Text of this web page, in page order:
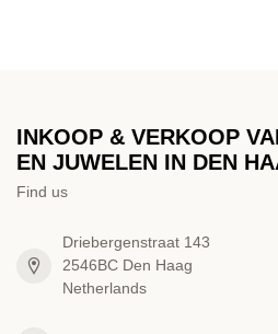
INKOOP & VERKOOP
EN JUWELEN IN DEN
Find us
Driebergenstraat 143
2546BC Den Haag
Netherlands